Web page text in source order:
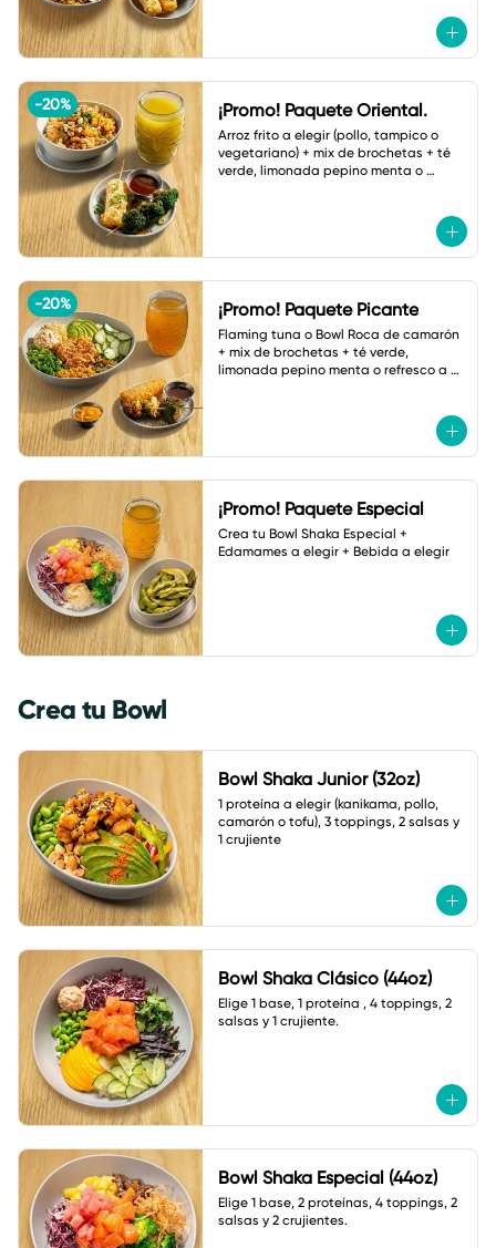
-20% ¡Promo! Paquete Oriental.
Arroz frito a elegir (pollo, tampico o
vegetariano) + mix de brochetas + té
verde, limonada pepino menta o
-20% ¡Promo! Paquete Picante
Flaming tuna o Bowl Roca de camarón
+ mix de brochetas + té verde,
limonada pepino menta o refresco a
¡Promo! Paquete Especial
Crea tu Bowl Shaka Especial +
Edamames a elegir + Bebida a elegir
Crea tu Bowl
Bowl Shaka Junior (32oz)
1 proteína a elegir (kanikama, pollo,
camarón o tofu), 3 toppings, 2 salsas y
1 crujiente
Bowl Shaka Clásico (44oz)
Elige 1 base, 1 proteína , 4 toppings, 2
salsas y 1 crujiente.
Bowl Shaka Especial (44oz)
Elige 1 base, 2 proteínas, 4 toppings, 2
salsas y 2 crujientes.